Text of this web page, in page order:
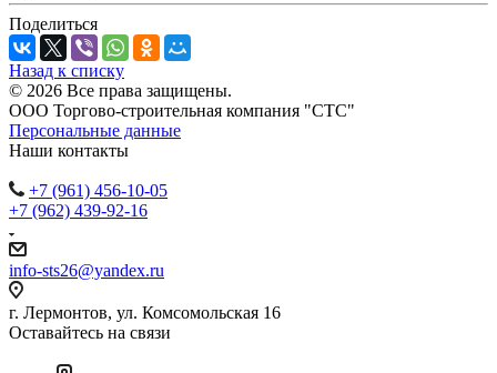
Поделиться
Назад к списку
© 2026 Все права защищены.
ООО Торгово-строительная компания "СТС"
Персональные данные
Наши контакты
+7 (961) 456-10-05
+7 (962) 439-92-16
info-sts26@yandex.ru
г. Лермонтов, ул. Комсомольская 16
Оставайтесь на связи